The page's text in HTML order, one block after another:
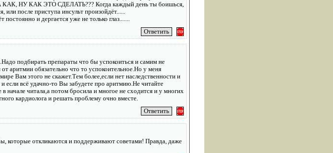
КАК, НУ КАК ЭТО СДЕЛАТЬ??? Когда каждый день ты боишься,
или после приступа инсульт произойдёт......
и дергается уже не только глаз.......
подбирать препараты что бы успокоиться и самим не
аритмии обязательно что то успокоительное.Но у меня
Вам этого не скажет.Тем более,если нет наследственности и
если всё удачно-то Вы забудете про аритмию.Не читайте
читала,а потом бросила и многое не сходится и у многих
кардиолога и решать проблему очно вместе.
которые откликаются и поддерживают советами! Правда, даже